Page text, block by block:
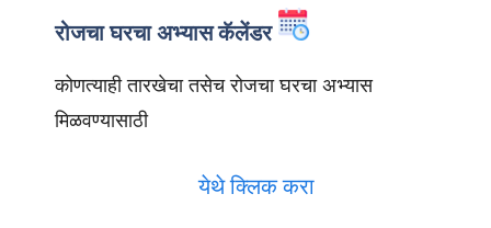
रोजचा घरचा अभ्यास कॅलेंडर
कोणत्याही तारखेचा तसेच रोजचा घरचा अभ्यास
मिळवण्यासाठी
येथे क्लिक करा